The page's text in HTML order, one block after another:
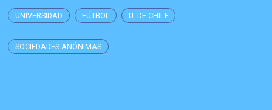
UNIVERSIDAD FÚTBOL U. DE CHILE
SOCIEDADES ANÓNIMAS